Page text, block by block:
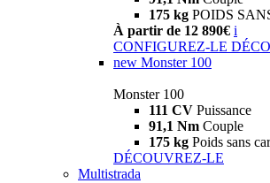
175 kg POIDS
À partir de 12 890€ i
CONFIGUREZ-LE
new Monster 100
Monster 100
111 CV Puissance
91,1 Nm Couple
175 kg Poids sans
DÉCOUVREZ-LE
Multistrada